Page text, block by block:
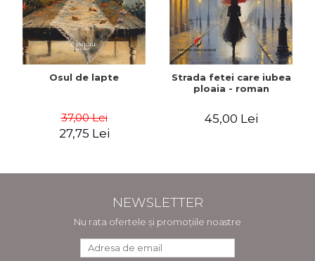
Osul de lapte
37,00 Lei
27,75 Lei
Strada fetei care iubea
ploaia - roman
45,00 Lei
NEWSLETTER
Nu rata ofertele și promoțiile noastre